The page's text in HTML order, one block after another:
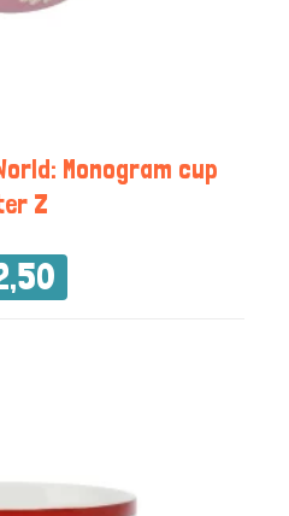
Monogram cup
Z